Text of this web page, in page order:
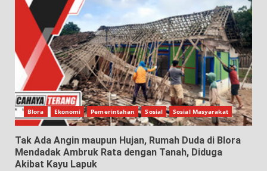
Blora Ekonomi Pemerintahan Sosial Sosial Masyarakat
Tak Ada Angin maupun Hujan, Rumah Duda di Blora
Mendadak Ambruk Rata dengan Tanah, Diduga
Akibat Kayu Lapuk